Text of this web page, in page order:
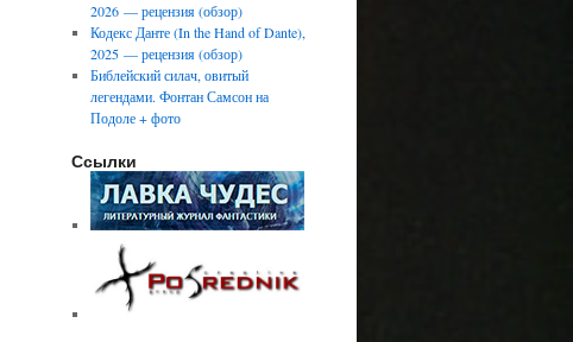
2026 — рецензия (обзор)
Кодекс Данте (In the Hand of Dante),
2025 — рецензия (обзор)
Библейский силач, овитый
легендами. Фонтан Самсон на
Подоле + фото
Ссылки